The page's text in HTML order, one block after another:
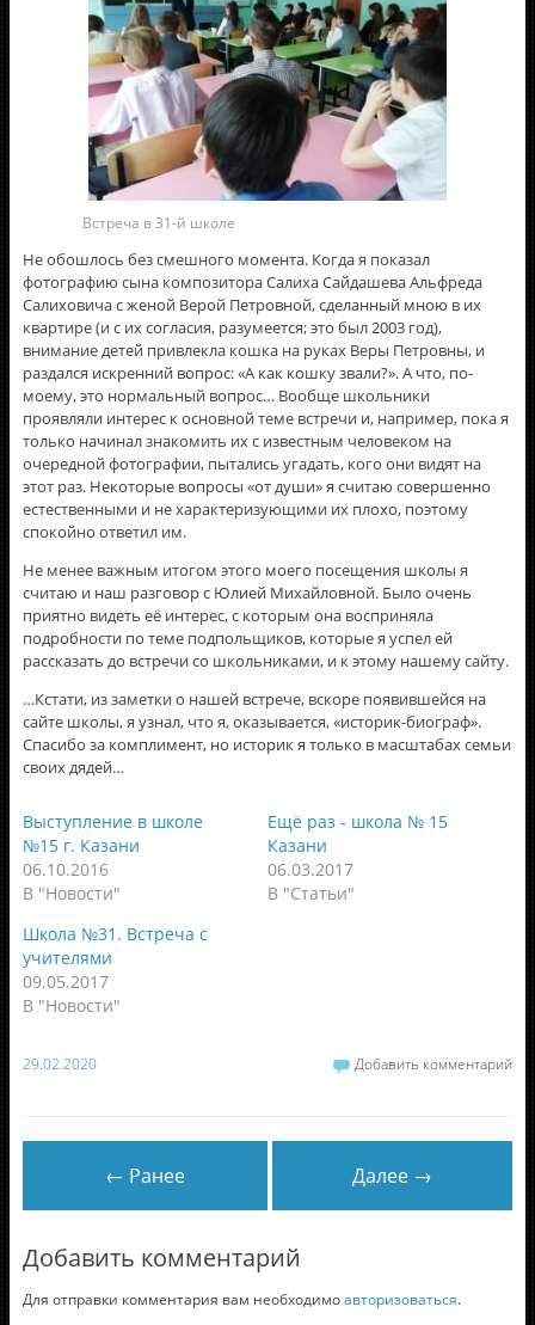
Встреча в 31-й школе
Не обошлось без смешного момента. Когда я показал
фотографию сына композитора Салиха Сайдашева Альфреда
Салиховича с женой Верой Петровной, сделанный мною в их
квартире (и с их согласия, разумеется; это был 2003 год),
внимание детей привлекла кошка на руках Веры Петровны, и
раздался искренний вопрос: «А как кошку звали?». А что, по-
моему, это нормальный вопрос… Вообще школьники
проявляли интерес к основной теме встречи и, например, пока я
только начинал знакомить их с известным человеком на
очередной фотографии, пытались угадать, кого они видят на
этот раз. Некоторые вопросы «от души» я считаю совершенно
естественными и не характеризующими их плохо, поэтому
спокойно ответил им.
Не менее важным итогом этого моего посещения школы я
считаю и наш разговор с Юлией Михайловной. Было очень
приятно видеть её интерес, с которым она восприняла
подробности по теме подпольщиков, которые я успел ей
рассказать до встречи со школьниками, и к этому нашему сайту.
…Кстати, из заметки о нашей встрече, вскоре появившейся на
сайте школы, я узнал, что я, оказывается, «историк-биограф».
Спасибо за комплимент, но историк я только в масштабах семьи
своих дядей…
Выступление в школе
№15 г. Казани
06.10.2016
В "Новости"
Ещё раз - школа № 15
Казани
06.03.2017
В "Статьи"
Школа №31. Встреча с
учителями
09.05.2017
В "Новости"
29.02.2020 Добавить комментарий
← Ранее Далее →
Добавить комментарий
Для отправки комментария вам необходимоавторизоваться.